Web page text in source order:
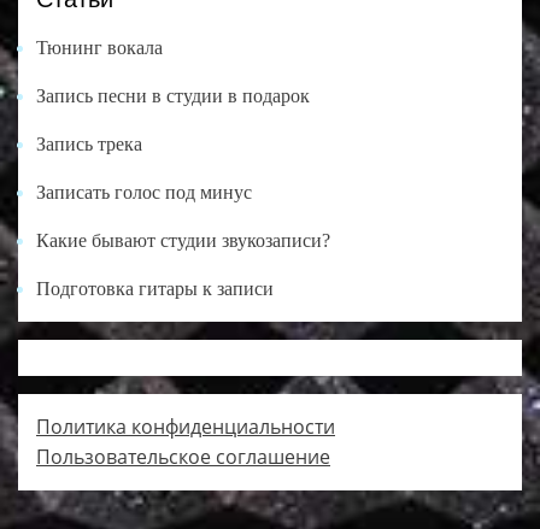
Тюнинг вокала
Запись песни в студии в подарок
Запись трека
Записать голос под минус
Какие бывают студии звукозаписи?
Подготовка гитары к записи
Политика конфиденциальности
Пользовательское соглашение